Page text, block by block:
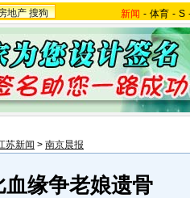
地产 搜狗 新闻 - 体育 - S
苏新闻 > 南京晨报
血缘争老娘遗骨